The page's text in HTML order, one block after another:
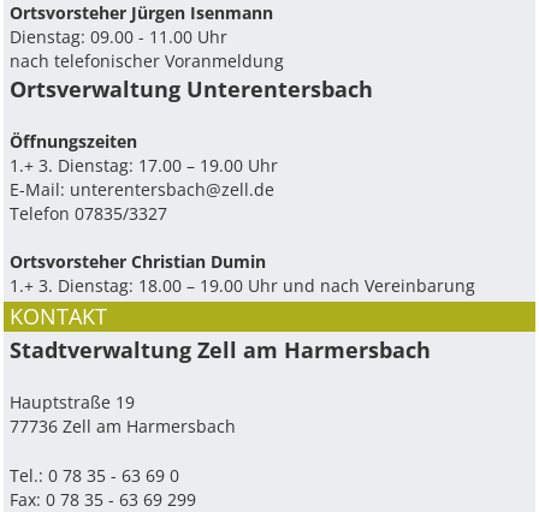
Ortsvorsteher Jürgen Isenmann
Dienstag: 09.00 - 11.00 Uhr
nach telefonischer Voranmeldung
Ortsverwaltung Unterentersbach
Ö­ffnungszeiten
1.+ 3. Dienstag: 17.00 – 19.00 Uhr
E-Mail: unterentersbach@zell.de
Telefon 07835/3327
Ortsvorsteher Christian Dumin
1.+ 3. Dienstag: 18.00 – 19.00 Uhr und nach Vereinbarung
KONTAKT
Stadtverwaltung Zell am Harmersbach
Hauptstraße 19
77736 Zell am Harmersbach
Tel.: 0 78 35 - 63 69 0
Fax: 0 78 35 - 63 69 299